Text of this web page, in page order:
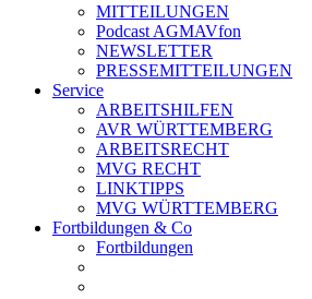
MITTEILUNGEN
Podcast AGMAVfon
NEWSLETTER
PRESSEMITTEILUNGEN
Service
ARBEITSHILFEN
AVR WÜRTTEMBERG
ARBEITSRECHT
MVG RECHT
LINKTIPPS
MVG WÜRTTEMBERG
Fortbildungen & Co
Fortbildungen